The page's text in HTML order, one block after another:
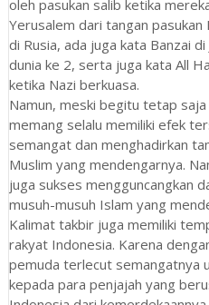
oleh pasukan salib ketika
Yerusalem dari tangan pasukan
di Rusia, ada juga kata Banzai
dunia ke 2, serta juga kata All
ketika Nazi berkuasa.
Namun, meski begitu tetap
memang selalu memiliki efek
semangat dan menghadirkan
Muslim yang mendengarnya.
juga sukses mengguncangkan
musuh-musuh Islam yang
Kalimat takbir juga memiliki
rakyat Indonesia. Karena
pemuda terlecut semangatnya
kepada para penjajah yang